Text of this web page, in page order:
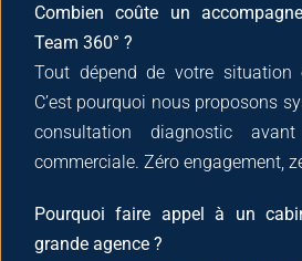
Combien coûte un
Team 360° ?
Tout dépend de votre
C’est pourquoi nous proposons
consultation diagnostic
commerciale. Zéro engagement,
Pourquoi faire appel à un
grande agence ?